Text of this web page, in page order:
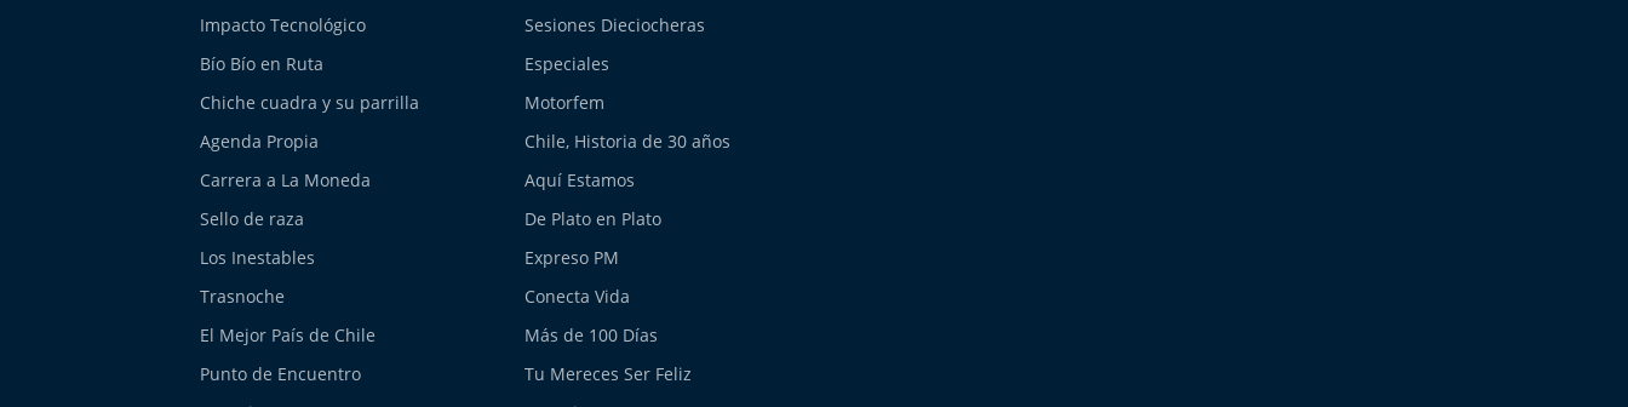
Impacto Tecnológico
Sesiones Dieciocheras
Bío Bío en Ruta
Especiales
Chiche cuadra y su parrilla
Motorfem
Agenda Propia
Chile, Historia de 30 años
Carrera a La Moneda
Aquí Estamos
Sello de raza
De Plato en Plato
Los Inestables
Expreso PM
Trasnoche
Conecta Vida
El Mejor País de Chile
Más de 100 Días
Punto de Encuentro
Tu Mereces Ser Feliz